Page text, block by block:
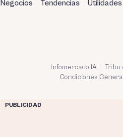
Negocios Tendencias Utilidades
Infomercado IA Tribu
Condiciones
PUBLICIDAD